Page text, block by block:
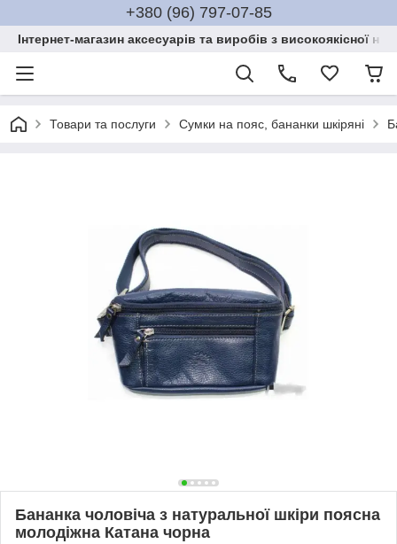
+380 (96) 797-07-85
Інтернет-магазин аксесуарів та виробів з високоякісної
Товари та послуги Сумки на пояс, бананки шкіряні
Бананка чоловіча з натуральної шкіри поясна
молодіжна Катана чорна